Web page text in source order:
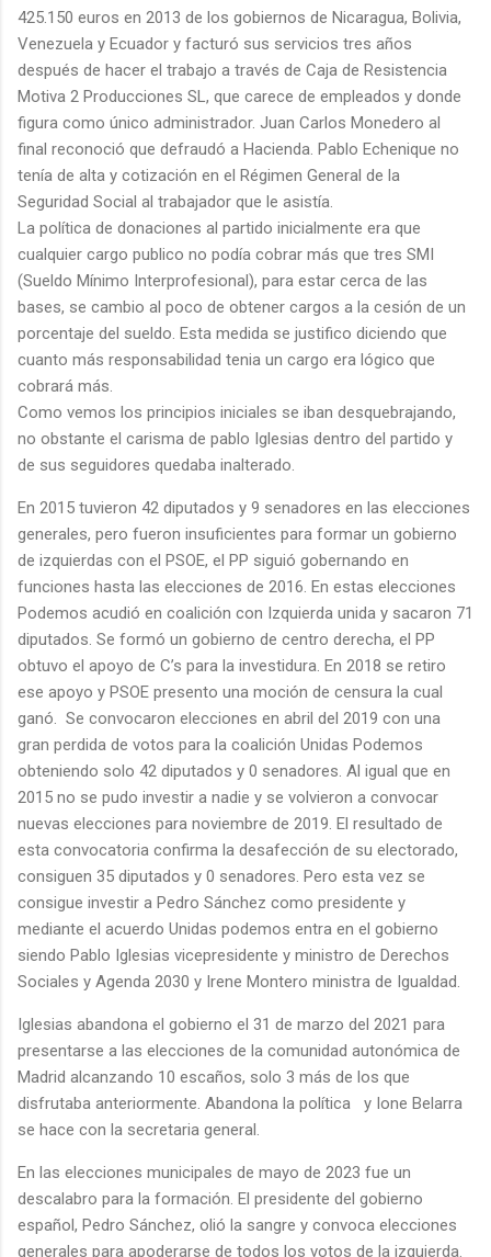
425.150 euros en 2013 de los gobiernos de Nicaragua, Bolivia,
Venezuela y Ecuador y facturó sus servicios tres años
después de hacer el trabajo a través de Caja de Resistencia
Motiva 2 Producciones SL, que carece de empleados y donde
figura como único administrador. Juan Carlos Monedero al
final reconoció que defraudó a Hacienda. Pablo Echenique no
tenía de alta y cotización en el Régimen General de la
Seguridad Social al trabajador que le asistía.
La política de donaciones al partido inicialmente era que
cualquier cargo publico no podía cobrar más que tres SMI
(Sueldo Mínimo Interprofesional), para estar cerca de las
bases, se cambio al poco de obtener cargos a la cesión de un
porcentaje del sueldo. Esta medida se justifico diciendo que
cuanto más responsabilidad tenia un cargo era lógico que
cobrará más.
Como vemos los principios iniciales se iban desquebrajando,
no obstante el carisma de pablo Iglesias dentro del partido y
de sus seguidores quedaba inalterado.
En 2015 tuvieron 42 diputados y 9 senadores en las elecciones
generales, pero fueron insuficientes para formar un gobierno
de izquierdas con el PSOE, el PP siguió gobernando en
funciones hasta las elecciones de 2016. En estas elecciones
Podemos acudió en coalición con Izquierda unida y sacaron 71
diputados. Se formó un gobierno de centro derecha, el PP
obtuvo el apoyo de C’s para la investidura. En 2018 se retiro
ese apoyo y PSOE presento una moción de censura la cual
ganó. Se convocaron elecciones en abril del 2019 con una
gran perdida de votos para la coalición Unidas Podemos
obteniendo solo 42 diputados y 0 senadores. Al igual que en
2015 no se pudo investir a nadie y se volvieron a convocar
nuevas elecciones para noviembre de 2019. El resultado de
esta convocatoria confirma la desafección de su electorado,
consiguen 35 diputados y 0 senadores. Pero esta vez se
consigue investir a Pedro Sánchez como presidente y
mediante el acuerdo Unidas podemos entra en el gobierno
siendo Pablo Iglesias vicepresidente y ministro de Derechos
Sociales y Agenda 2030 y Irene Montero ministra de Igualdad.
Iglesias abandona el gobierno el 31 de marzo del 2021 para
presentarse a las elecciones de la comunidad autonómica de
Madrid alcanzando 10 escaños, solo 3 más de los que
disfrutaba anteriormente. Abandona la política y Ione Belarra
se hace con la secretaria general.
En las elecciones municipales de mayo de 2023 fue un
descalabro para la formación. El presidente del gobierno
español, Pedro Sánchez, olió la sangre y convoca elecciones
generales para apoderarse de todos los votos de la izquierda.